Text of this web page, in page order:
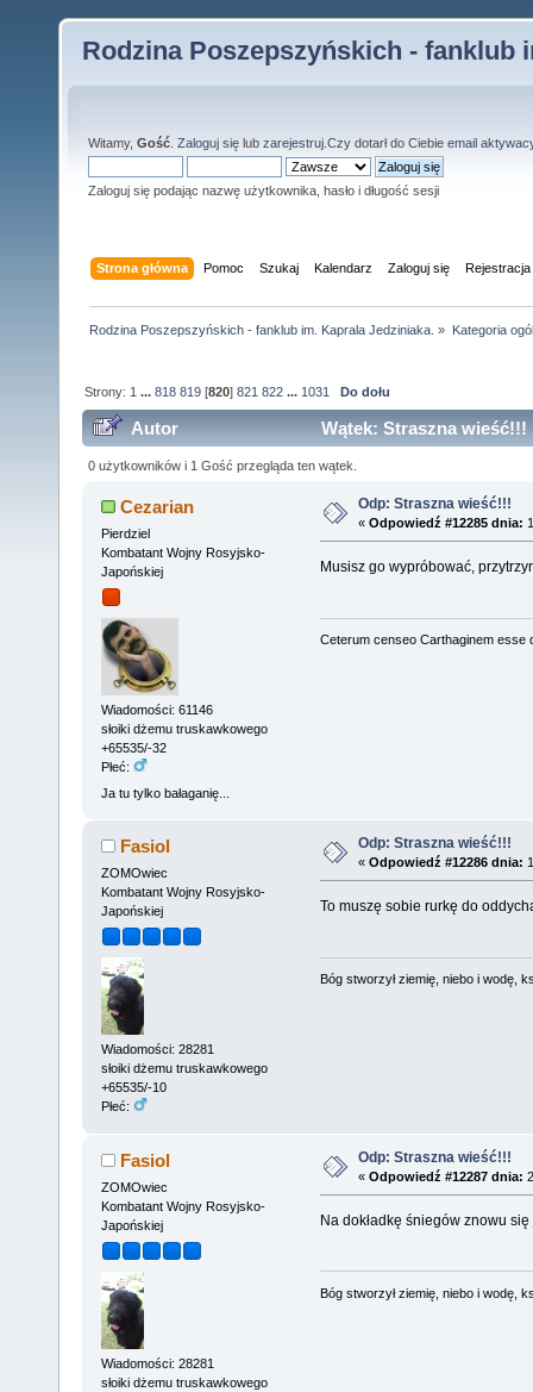
Rodzina Poszepszyńskich - fanklub
Witamy, Gość Zaloguj się lub zarejestruj .Czy dotarł do Ciebie email
Zaloguj się podając nazwę użytkownika, hasło i długość sesji
Strona główna Pomoc Szukaj Kalendarz Zaloguj się Rejestracja
Rodzina Poszepszyńskich - fanklub im. Kaprala Jedziniaka. » Kategoria
Strony: 1 ...818 819 [820]821 822 ... 1031 Do dołu
Autor Wątek: Straszna
0 użytkowników i 1 Gość przegląda ten wątek.
Cezarian
Pierdziel
Kombatant Wojny Rosyjsko-
Japońskiej
Wiadomości: 61146
słoiki dżemu truskawkowego
+65535/-32
Płeć:
Ja tu tylko bałaganię...
Odp: Straszna wieść!!!
« Odpowiedź #12285 dnia:
Musisz go wypróbować,
Ceterum censeo Carthaginem esse
Fasiol
ZOMOwiec
Kombatant Wojny Rosyjsko-
Japońskiej
Wiadomości: 28281
słoiki dżemu truskawkowego
+65535/-10
Płeć:
Odp: Straszna wieść!!!
« Odpowiedź #12286 dnia:
To muszę sobie rurkę do
Bóg stworzył ziemię, niebo i wodę,
Fasiol
ZOMOwiec
Kombatant Wojny Rosyjsko-
Japońskiej
Wiadomości: 28281
słoiki dżemu truskawkowego
Odp: Straszna wieść!!!
« Odpowiedź #12287 dnia:
Na dokładkę śniegów znowu
Bóg stworzył ziemię, niebo i wodę,